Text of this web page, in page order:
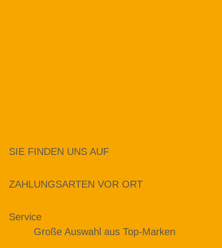
SIE FINDEN UNS AUF
ZAHLUNGSARTEN VOR ORT
Service
Große Auswahl aus Top-Marken